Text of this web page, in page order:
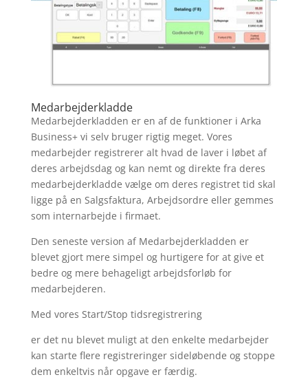
Medarbejderkladde
Medarbejderkladden er en af de funktioner i Arka
Business+ vi selv bruger rigtig meget. Vores
medarbejder registrerer alt hvad de laver i løbet af
deres arbejdsdag og kan nemt og direkte fra deres
medarbejderkladde vælge om deres registret tid skal
ligge på en Salgsfaktura, Arbejdsordre eller gemmes
som internarbejde i firmaet.
Den seneste version af Medarbejderkladden er
blevet gjort mere simpel og hurtigere for at give et
bedre og mere behageligt arbejdsforløb for
medarbejderen.
Med vores Start/Stop tidsregistrering
er det nu blevet muligt at den enkelte medarbejder
kan starte flere registreringer sideløbende og stoppe
dem enkeltvis når opgave er færdig.